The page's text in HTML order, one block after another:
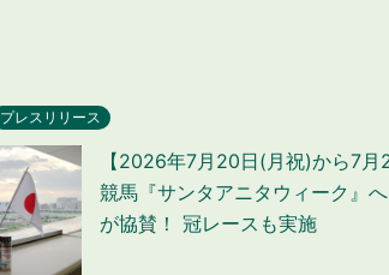
プレスリリース
【2026年7月20日(月祝)から7
競馬『サンタアニタウィーク』
が協賛！ 冠レースも実施